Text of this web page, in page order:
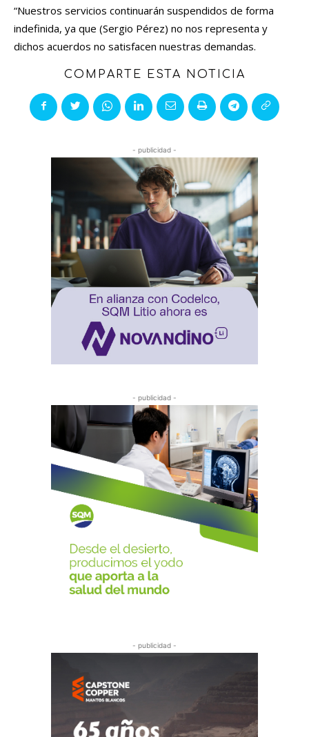
“Nuestros servicios continuarán suspendidos de forma
indefinida, ya que (Sergio Pérez) no nos representa y
dichos acuerdos no satisfacen nuestras demandas.
COMPARTE ESTA NOTICIA
- publicidad -
- publicidad -
- publicidad -